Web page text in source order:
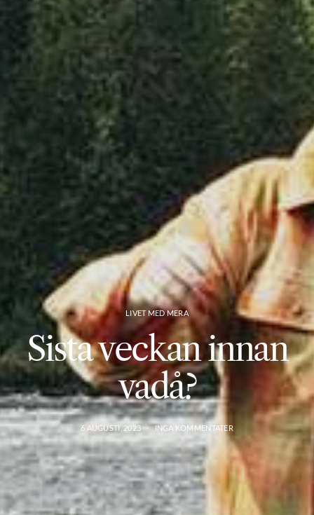
LIVET MED MERA
Sista veckan innan
vadå?
6 AUGUSTI, 2023 INGA KOMMENTATER